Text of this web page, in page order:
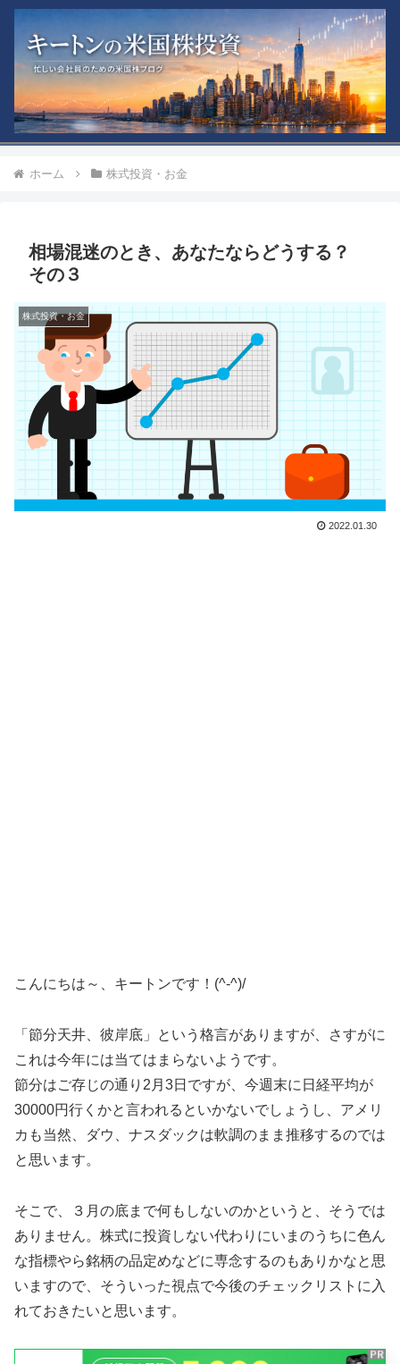
ホーム 株式投資・お金
相場混迷のとき、あなたならどうする？
その３
株式投資・お金
2022.01.30
こんにちは～、キートンです！(^-^)/
「節分天井、彼岸底」という格言がありますが、さすがに
これは今年には当てはまらないようです。
節分はご存じの通り2月3日ですが、今週末に日経平均が
30000円行くかと言われるといかないでしょうし、アメリ
カも当然、ダウ、ナスダックは軟調のまま推移するのでは
と思います。
そこで、３月の底まで何もしないのかというと、そうでは
ありません。株式に投資しない代わりにいまのうちに色ん
な指標やら銘柄の品定めなどに専念するのもありかなと思
いますので、そういった視点で今後のチェックリストに入
れておきたいと思います。